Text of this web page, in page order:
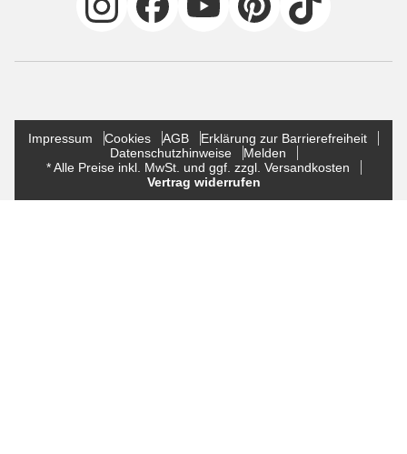
Impressum Cookies AGB
Erklärung zur Barrierefreiheit
Datenschutzhinweise
Melden
* Alle Preise inkl. MwSt. und ggf. zzgl. Versandkosten
Vertrag widerrufen